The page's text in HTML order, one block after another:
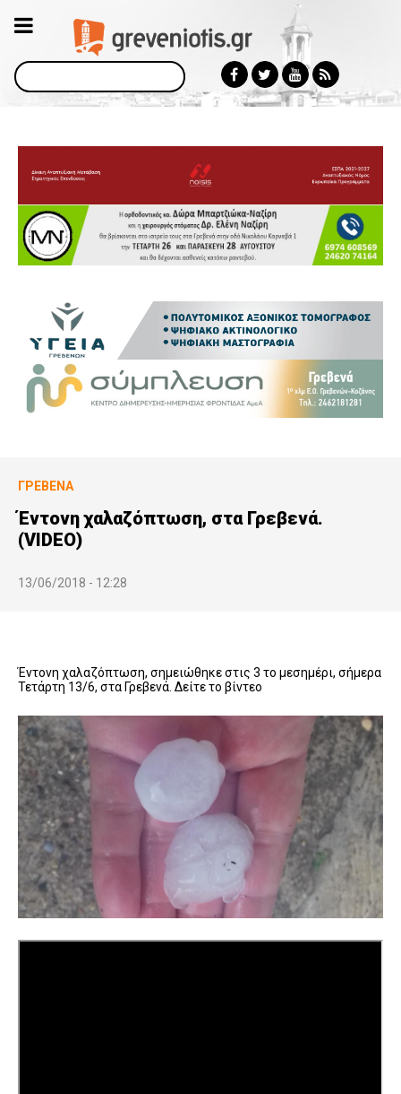
Αναζήτηση
ΓΡΕΒΕΝΆ
Έντονη χαλαζόπτωση, στα Γρεβενά.
(VIDEO)
13/06/2018 - 12:28
Έντονη χαλαζόπτωση, σημειώθηκε στις 3 το μεσημέρι, σήμερα
Τετάρτη 13/6, στα Γρεβενά. Δείτε το βίντεο